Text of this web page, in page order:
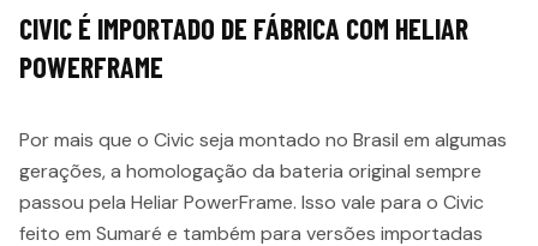
CIVIC É IMPORTADO DE FÁBRICA COM HELIAR
POWERFRAME
Por mais que o Civic seja montado no Brasil em algumas
gerações, a homologação da bateria original sempre
passou pela Heliar PowerFrame. Isso vale para o Civic
feito em Sumaré e também para versões importadas